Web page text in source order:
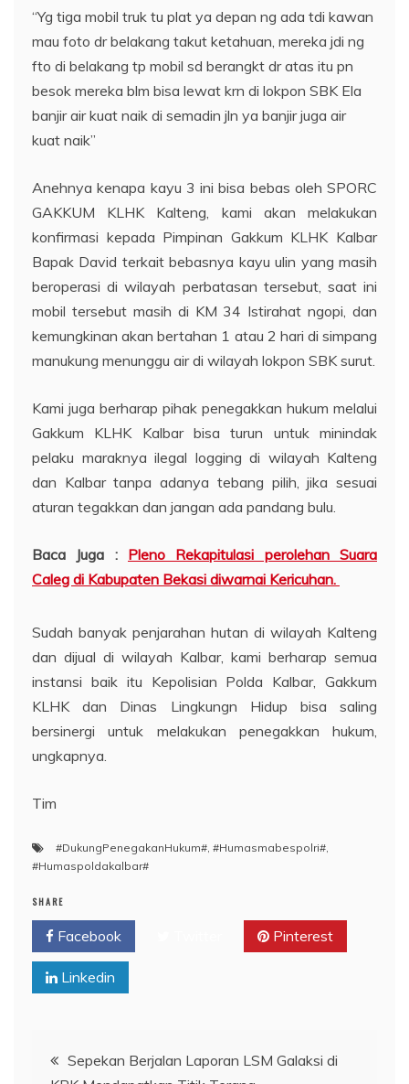
“Yg tiga mobil truk tu plat ya depan ng ada tdi kawan
mau foto dr belakang takut ketahuan, mereka jdi ng
fto di belakang tp mobil sd berangkt dr atas itu pn
besok mereka blm bisa lewat krn di lokpon SBK Ela
banjir air kuat naik di semadin jln ya banjir juga air
kuat naik”
Anehnya kenapa kayu 3 ini bisa bebas oleh SPORC
GAKKUM KLHK Kalteng, kami akan melakukan
konfirmasi kepada Pimpinan Gakkum KLHK Kalbar
Bapak David terkait bebasnya kayu ulin yang masih
beroperasi di wilayah perbatasan tersebut, saat ini
mobil tersebut masih di KM 34 Istirahat ngopi, dan
kemungkinan akan bertahan 1 atau 2 hari di simpang
manukung menunggu air di wilayah lokpon SBK surut.
Kami juga berharap pihak penegakkan hukum melalui
Gakkum KLHK Kalbar bisa turun untuk minindak
pelaku maraknya ilegal logging di wilayah Kalteng
dan Kalbar tanpa adanya tebang pilih, jika sesuai
aturan tegakkan dan jangan ada pandang bulu.
Baca Juga : Pleno Rekapitulasi perolehan Suara
Caleg di Kabupaten Bekasi diwarnai Kericuhan.
Sudah banyak penjarahan hutan di wilayah Kalteng
dan dijual di wilayah Kalbar, kami berharap semua
instansi baik itu Kepolisian Polda Kalbar, Gakkum
KLHK dan Dinas Lingkungn Hidup bisa saling
bersinergi untuk melakukan penegakkan hukum,
ungkapnya.
Tim
#DukungPenegakanHukum# #Humasmabespolri#
#Humaspoldakalbar#
SHARE
Facebook Pinterest
Linkedin
Navigasi
Sepekan Berjalan Laporan LSM Galaksi di